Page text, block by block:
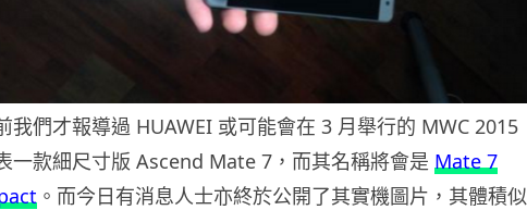
我們才報導過 HUAWEI 或可能會在 3 月舉行的 MWC 2015
一款細尺寸版 Ascend Mate 7，而其名稱將會是 Mate 7
。而今日有消息人士亦終於公開了其實機圖片，其體積似